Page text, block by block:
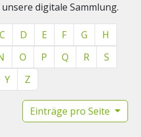
digitale Sammlung.
C D E F G
H
O P Q R
S
Y Z
Einträge pro Seite